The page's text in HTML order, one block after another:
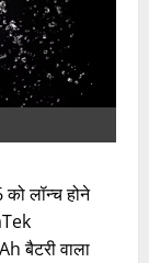
लॉन्च होने
बैटरी वाला